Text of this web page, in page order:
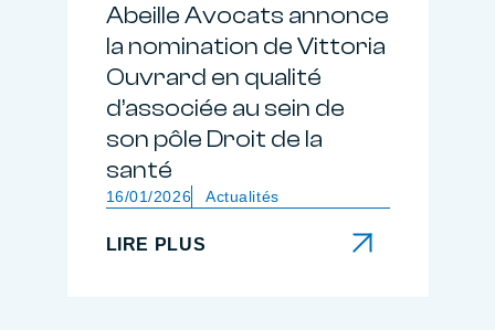
Abeille Avocats annonce
la nomination de Vittoria
Ouvrard en qualité
d’associée au sein de
son pôle Droit de la
santé
16/01/2026 Actualités
LIRE PLUS